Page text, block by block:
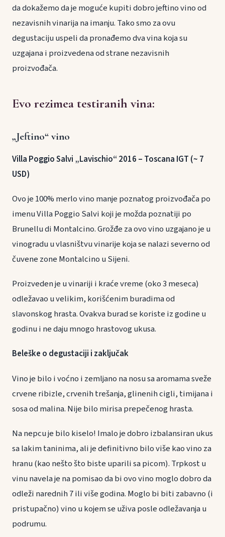
da dokažemo da je moguće kupiti dobro jeftino vino od
nezavisnih vinarija na imanju. Tako smo za ovu
degustaciju uspeli da pronađemo dva vina koja su
uzgajana i proizvedena od strane nezavisnih
proizvođača.
Evo rezimea testiranih vina:
„Jeftino“ vino
Villa Poggio Salvi „Lavischio“ 2016 – Toscana IGT (~ 7
USD)
Ovo je 100% merlo vino manje poznatog proizvođača po
imenu Villa Poggio Salvi koji je možda poznatiji po
Brunellu di Montalcino. Grožđe za ovo vino uzgajano je u
vinogradu u vlasništvu vinarije koja se nalazi severno od
čuvene zone Montalcino u Sijeni.
Proizveden je u vinariji i kraće vreme (oko 3 meseca)
odležavao u velikim, korišćenim buradima od
slavonskog hrasta. Ovakva burad se koriste iz godine u
godinu i ne daju mnogo hrastovog ukusa.
Beleške o degustaciji i zaključak
Vino je bilo i voćno i zemljano na nosu sa aromama sveže
crvene ribizle, crvenih trešanja, glinenih cigli, timijana i
sosa od malina. Nije bilo mirisa prepečenog hrasta.
Na nepcu je bilo kiselo! Imalo je dobro izbalansiran ukus
sa lakim taninima, ali je definitivno bilo više kao vino za
hranu (kao nešto što biste uparili sa picom). Trpkost u
vinu navela je na pomisao da bi ovo vino moglo dobro da
odleži narednih 7 ili više godina. Moglo bi biti zabavno (i
pristupačno) vino u kojem se uživa posle odležavanja u
podrumu.